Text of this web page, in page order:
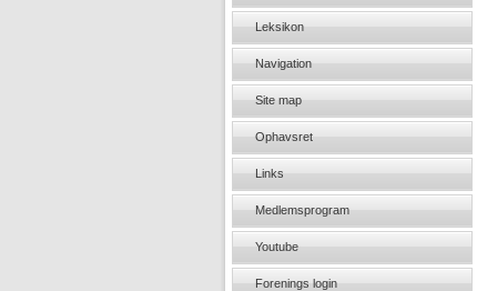
Leksikon
Navigation
Site map
Ophavsret
Links
Medlemsprogram
Youtube
Forenings login